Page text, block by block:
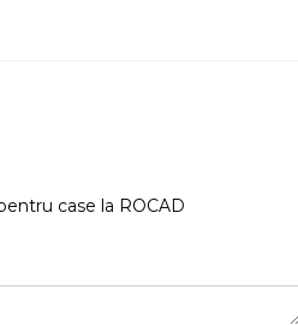
case la ROCAD